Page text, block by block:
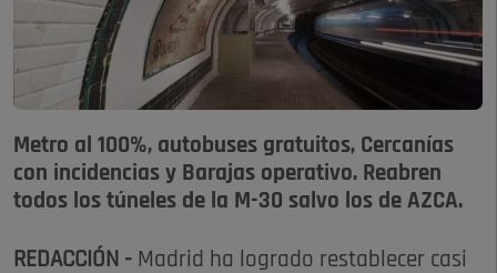
Metro al 100%, autobuses gratuitos, Cercanías
con incidencias y Barajas operativo. Reabren
todos los túneles de la M-30 salvo los de AZCA.
REDACCIÓN - Madrid ha logrado restablecer casi